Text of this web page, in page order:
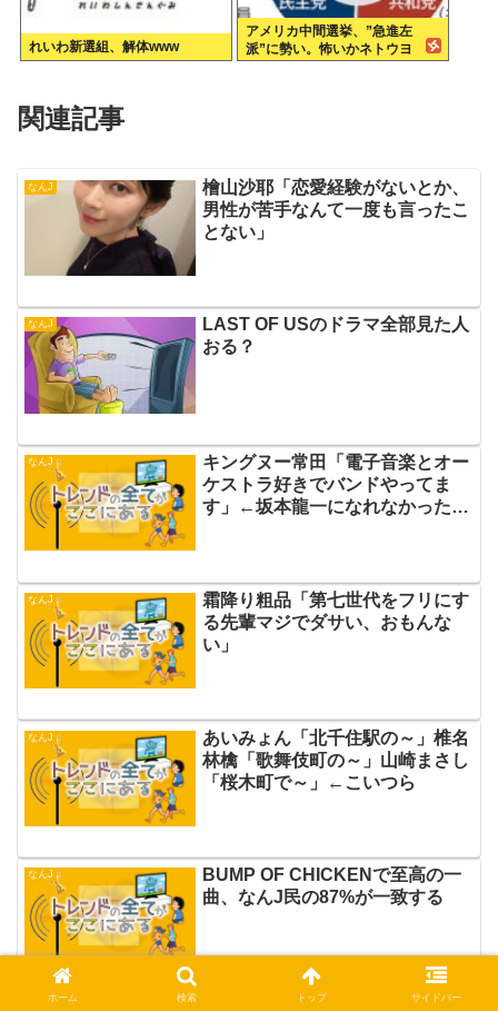
れいわ新選組、解体www
アメリカ中間選挙、”急進左
派”に勢い。怖いかネトウヨ
関連記事
なんJ
檜山沙耶「恋愛経験がないとか、
男性が苦手なんて一度も言ったこ
とない」
なんJ
LAST OF USのドラマ全部見た人
おる？
なんJ
キングヌー常田「電子音楽とオー
ケストラ好きでバンドやってま
す」←坂本龍一になれなかった理
なんJ
霜降り粗品「第七世代をフリにす
る先輩マジでダサい、おもんな
い」
なんJ
あいみょん「北千住駅の～」椎名
林檎「歌舞伎町の～」山崎まさし
「桜木町で～」←こいつら
なんJ
BUMP OF CHICKENで至高の一
曲、なんJ民の87%が一致する
ホーム 検索 トップ サイドバー